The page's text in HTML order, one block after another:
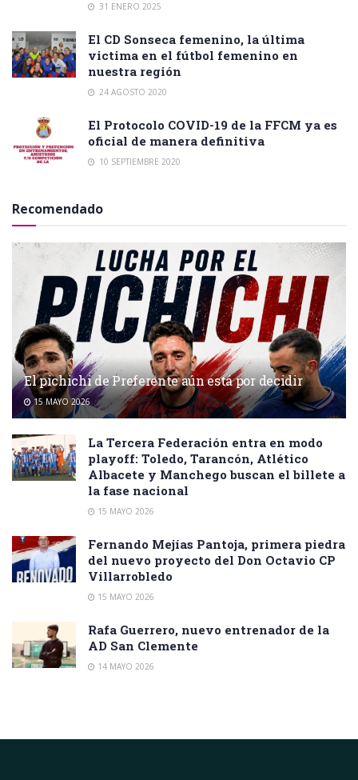
31 ENERO 2025
El CD Sonseca femenino, la última
victima en el fútbol femenino en
nuestra región
24 AGOSTO 2020
El Protocolo COVID-19 de la FFCM ya es
oficial de manera definitiva
10 SEPTIEMBRE 2020
Recomendado
El pichichi de Preferente aún está por decidir
15 MAYO 2026
La Tercera Federación entra en modo
playoff: Toledo, Tarancón, Atlético
Albacete y Manchego buscan el billete a
la fase nacional
15 MAYO 2026
Fernando Mejías Pantoja, primera piedra
del nuevo proyecto del Don Octavio CP
Villarrobledo
15 MAYO 2026
Rafa Guerrero, nuevo entrenador de la
AD San Clemente
14 MAYO 2026